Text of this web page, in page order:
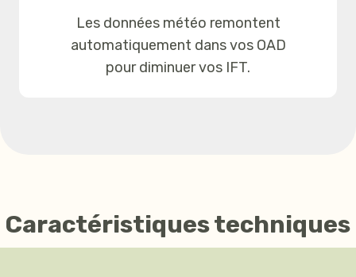
Les données météo remontent
automatiquement dans vos OAD
pour diminuer vos IFT.
Caractéristiques techniques